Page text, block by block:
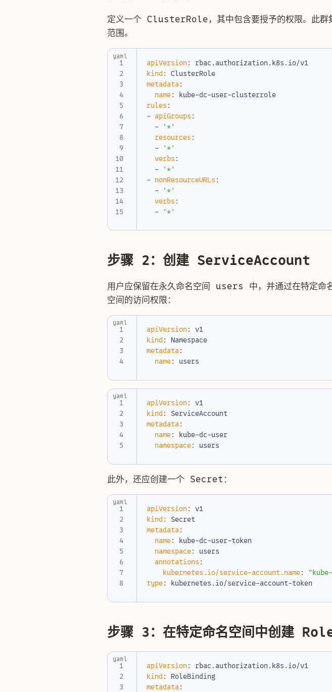
定义一个 ClusterRole，其中包含要授予的权限。此群
范围。
1
2
4
5
6
7
8
9
10
11
12
14
15
apiVersion: rbac.authorization.k8s.io/v1
kind: ClusterRole
metadata:
name: kube-dc-user-clusterrole
rules:
- apiGroups:
- '*'
resources:
- '*'
verbs:
- '*'
- nonResourceURLs:
- '*'
verbs:
- '*'
yaml
步骤 2：创建 ServiceAccount
用户应保留在永久命名空间 users 中，并通过在特定
空间的访问权限：
1
2
4
apiVersion: v1
kind: Namespace
metadata:
name: users
yaml
1
2
4
5
apiVersion: v1
kind: ServiceAccount
metadata:
name: kube-dc-user
namespace: users
yaml
此外，还应创建一个 Secret：
1
2
4
5
6
7
8
apiVersion: v1
kind: Secret
metadata:
name: kube-dc-user-token
namespace: users
annotations:
kubernetes.io/service-account.name:
type: kubernetes.io/service-account-token
yaml
步骤 3：在特定命名空间中创建
1
2
apiVersion: rbac.authorization.k8s.io/v1
kind: RoleBinding
metadata:
yaml